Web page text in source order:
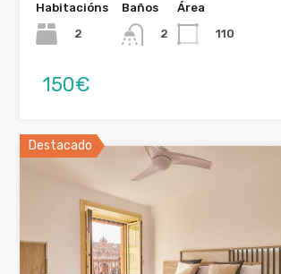
Habitacións
2
Baños
2
Área
110
150€
Destacado